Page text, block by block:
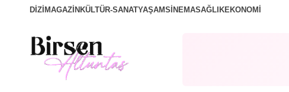
DİZİ MAGAZİN KÜLTÜR-SANATYAŞAMSİNEMASAĞLIKEKONOMİ